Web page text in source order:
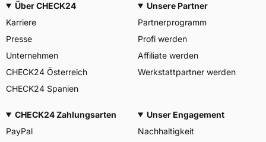
Über CHECK24
Karriere
Presse
Unternehmen
CHECK24 Österreich
CHECK24 Spanien
Unsere Partner
Partnerprogramm
Profi werden
Affiliate werden
Werkstattpartner werden
CHECK24 Zahlungsarten
PayPal
Unser Engagement
Nachhaltigkeit